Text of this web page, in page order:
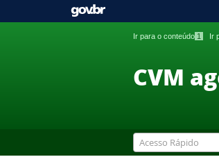
Ir para o conteúdo 1 Ir
CVM
Acesso Rápido